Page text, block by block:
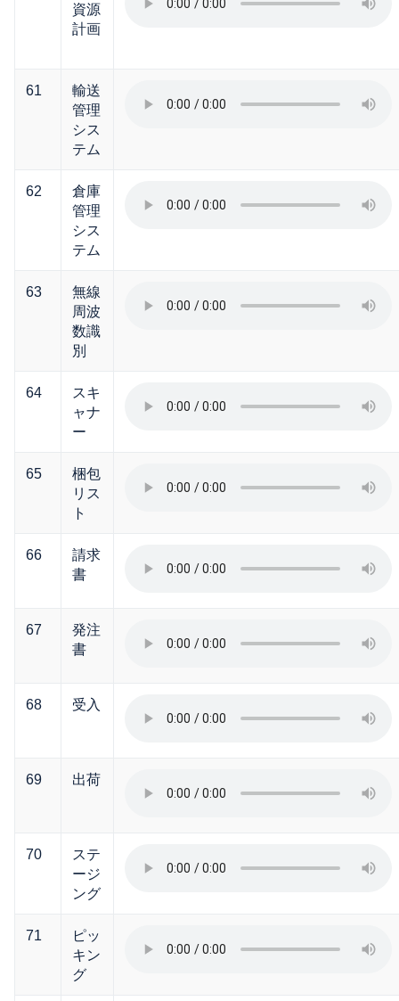
資源
計画
61
輸送
管理
シス
テム
62
倉庫
管理
シス
テム
63
無線
周波
数識
別
64
スキ
ャナ
ー
65
梱包
リス
ト
66
請求
書
67
発注
書
68 受入
69 出荷
70
ステ
ージ
ング
71
ピッ
キン
グ